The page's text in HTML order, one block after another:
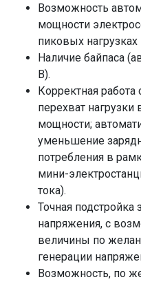
Возможность
мощности
пиковых нагрузках
Наличие байпаса
В).
Корректная
перехват
мощности;
уменьшение
потребления в
мини-
тока).
Точная подстройка
напряжения, с
величины по
генерации
Возможность, по